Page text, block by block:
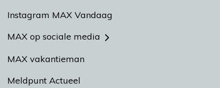
Instagram MAX Vandaag
MAX op sociale media
MAX vakantieman
Meldpunt Actueel